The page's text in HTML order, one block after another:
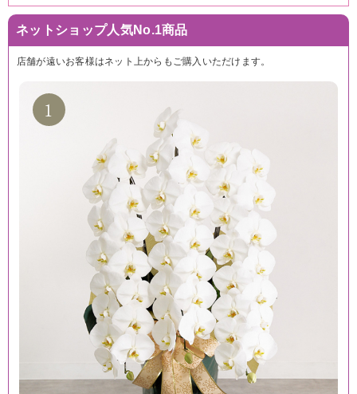
ネットショップ人気No.1商品
店舗が遠いお客様はネット上からもご購入いただけます。